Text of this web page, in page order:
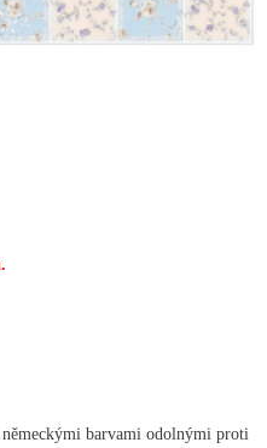
barvami odolnými proti